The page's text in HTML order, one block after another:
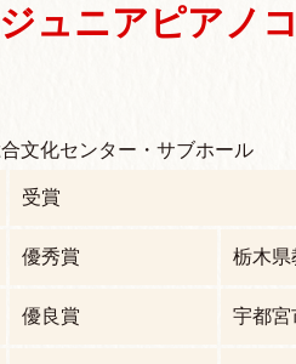
ュニアピアノ
文化センター・サブホール
受賞
優秀賞 栃木県
優良賞 宇都宮